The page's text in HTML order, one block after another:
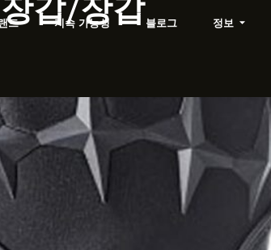
드 지속 가능성 블로그 정보